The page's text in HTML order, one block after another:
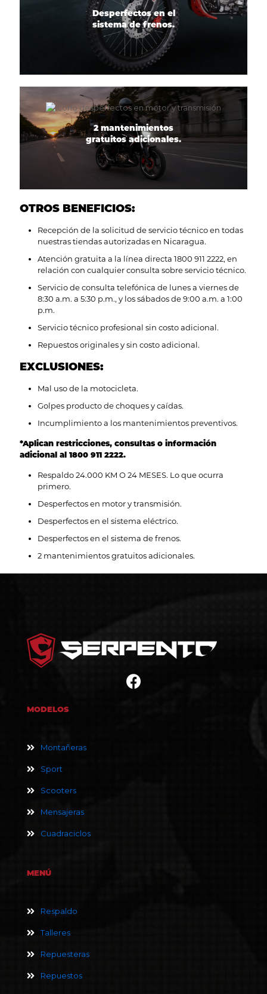
Desperfectos en el
sistema de frenos.
2 mantenimientos
gratuitos adicionales.
OTROS BENEFICIOS:
Recepción de la solicitud de servicio técnico en todas
nuestras tiendas autorizadas en Nicaragua.
Atención gratuita a la línea directa 1800 911 2222, en
relación con cualquier consulta sobre servicio técnico.
Servicio de consulta telefónica de lunes a viernes de
8:30 a.m. a 5:30 p.m., y los sábados de 9:00 a.m. a 1:00
p.m.
Servicio técnico profesional sin costo adicional.
Repuestos originales y sin costo adicional.
EXCLUSIONES:
Mal uso de la motocicleta.
Golpes producto de choques y caídas.
Incumplimiento a los mantenimientos preventivos.
*Aplican restricciones, consultas o información
adicional al 1800 911 2222.
Respaldo 24.000 KM O 24 MESES. Lo que ocurra
primero.
Desperfectos en motor y transmisión.
Desperfectos en el sistema eléctrico.
Desperfectos en el sistema de frenos.
2 mantenimientos gratuitos adicionales.
MODELOS
Montañeras
Sport
Scooters
Mensajeras
Cuadraciclos
MENÚ
Respaldo
Talleres
Repuesteras
Repuestos